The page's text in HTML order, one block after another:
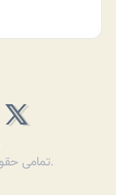
تمامی حقوق برای عصیان محفوظ است.